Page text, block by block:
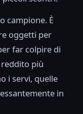
campione. È
oggetti per
far colpire di
più
i servi, quelle
in